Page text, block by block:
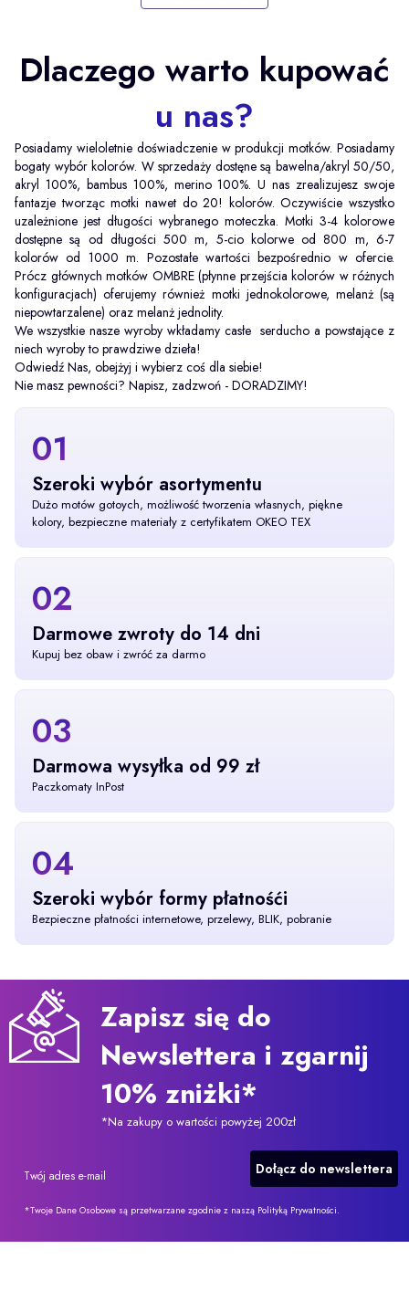
Dlaczego warto kupować
u nas?
Posiadamy wieloletnie doświadczenie w produkcji motków. Posiadamy
bogaty wybór kolorów. W sprzedaży dostęne są bawelna/akryl 50/50,
akryl 100%, bambus 100%, merino 100%. U nas zrealizujesz swoje
fantazje tworząc motki nawet do 20! kolorów. Oczywiście wszystko
uzależnione jest długości wybranego moteczka. Motki 3-4 kolorowe
dostępne są od długości 500 m, 5-cio kolorwe od 800 m, 6-7
kolorów od 1000 m. Pozostałe wartości bezpośrednio w ofercie.
Prócz głównych motków OMBRE (płynne przejścia kolorów w różnych
konfiguracjach) oferujemy również motki jednokolorowe, melanż (są
niepowtarzalene) oraz melanż jednolity.
We wszystkie nasze wyroby wkładamy casłe serducho a powstające z
niech wyroby to prawdziwe dzieła!
Odwiedź Nas, obejżyj i wybierz coś dla siebie!
Nie masz pewności? Napisz, zadzwoń - DORADZIMY!
01
Szeroki wybór asortymentu
Dużo motów gotoych, możliwość tworzenia własnych, piękne
kolory, bezpieczne materiały z certyfikatem OKEO TEX
02
Darmowe zwroty do 14 dni
Kupuj bez obaw i zwróć za darmo
03
Darmowa wysyłka od 99 zł
Paczkomaty InPost
04
Szeroki wybór formy płatnośći
Bezpieczne płatności internetowe, przelewy, BLIK, pobranie
Zapisz się do
Newslettera i zgarnij
10% zniżki*
*Na zakupy o wartości powyżej 200zł
Twój adres e-mail Dołącz do newslettera
*Twoje Dane Osobowe są przetwarzane zgodnie z naszą Polityką Prywatności.